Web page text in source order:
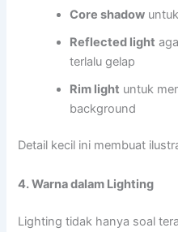
Core shadow
Reflected light
terlalu gelap
Rim light untuk
background
Detail kecil ini membuat
4. Warna dalam Lighting
Lighting tidak hanya soal